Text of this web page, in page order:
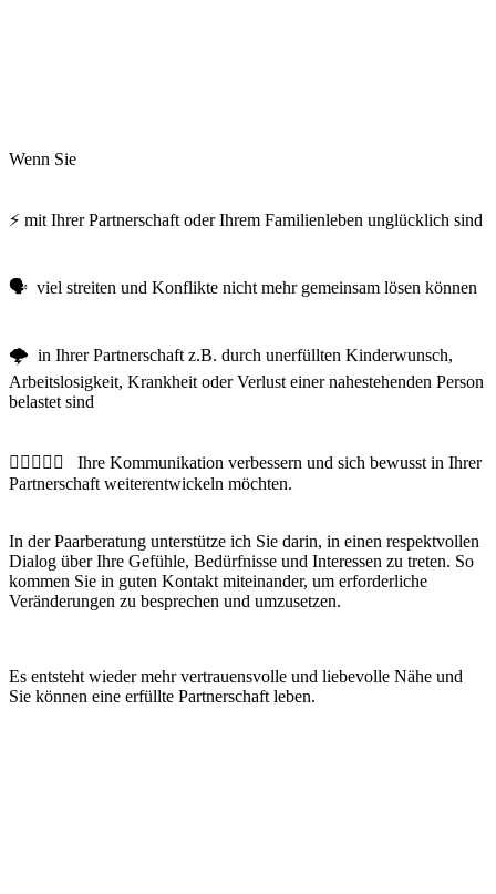
Wenn Sie
⚡ mit Ihrer Partnerschaft oder Ihrem Familienleben unglücklich sind
🗣️ viel streiten und Konflikte nicht mehr gemeinsam lösen können
🌩️ in Ihrer Partnerschaft z.B. durch unerfüllten Kinderwunsch,
Arbeitslosigkeit, Krankheit oder Verlust einer nahestehenden Person
belastet sind
🧑🏼‍❤️‍🧑🏻 Ihre Kommunikation verbessern und sich bewusst in Ihrer
Partnerschaft weiterentwickeln möchten.
In der Paarberatung unterstütze ich Sie darin, in einen respektvollen
Dialog über Ihre Gefühle, Bedürfnisse und Interessen zu treten. So
kommen Sie in guten Kontakt miteinander, um erforderliche
Veränderungen zu besprechen und umzusetzen.
Es entsteht wieder mehr vertrauensvolle und liebevolle Nähe und
Sie können eine erfüllte Partnerschaft leben.